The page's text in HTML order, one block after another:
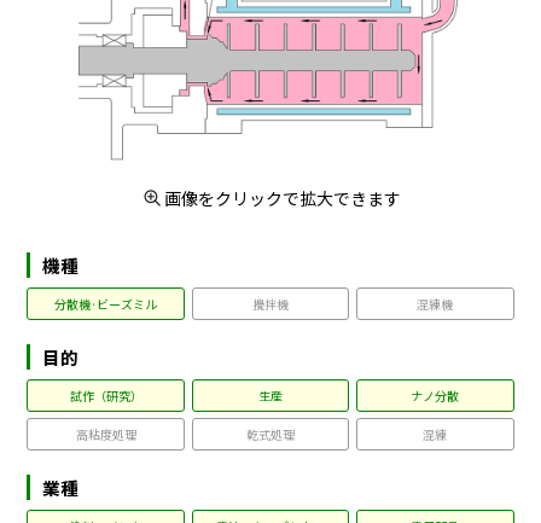
画像をクリックで拡大できます
機種
分散機·ビーズミル 攪拌機 混練機
目的
試作（研究） 生産 ナノ分散
高粘度処理 乾式処理 混練
業種